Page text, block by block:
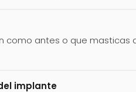
como antes o que
implante